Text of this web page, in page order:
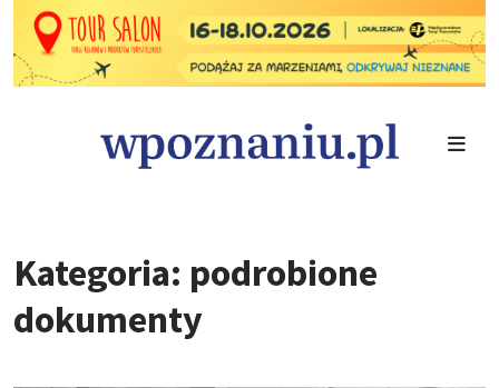
Kategoria: podrobione
dokumenty